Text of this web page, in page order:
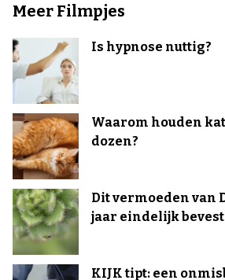
Meer Filmpjes
Is hypnose nuttig?
Waarom houden
dozen?
Dit vermoeden van
jaar eindelijk
KIJK tipt: een